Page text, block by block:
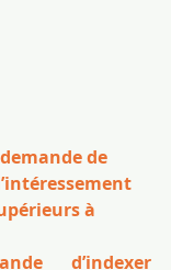
de
à
d’indexer